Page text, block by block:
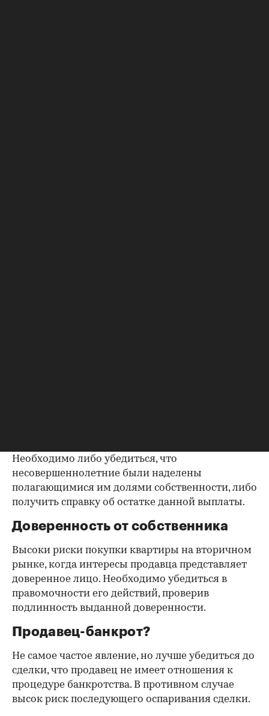
Необходимо либо убедиться, что
несовершеннолетние были наделены
полагающимися им долями собственности, либо
получить справку об остатке данной выплаты.
Доверенность от собственника
Высоки риски покупки квартиры на вторичном
рынке, когда интересы продавца представляет
доверенное лицо. Необходимо убедиться в
правомочности его действий, проверив
подлинность выданной доверенности.
Продавец-банкрот?
Не самое частое явление, но лучше убедиться до
сделки, что продавец не имеет отношения к
процедуре банкротства. В противном случае
высок риск последующего оспаривания сделки.